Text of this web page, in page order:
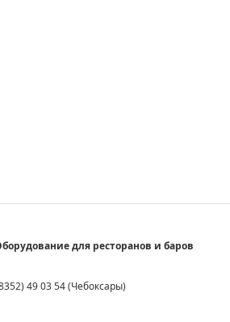
для ресторанов и баров
49 03 54 (Чебоксары)